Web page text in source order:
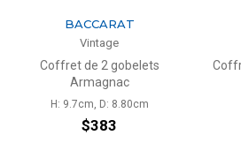
BACCARAT
Vintage
Coffret de 2 gobelets
Armagnac
H: 9.7cm, D: 8.80cm
$383